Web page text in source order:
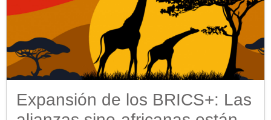
Expansión de los BRICS+: Las